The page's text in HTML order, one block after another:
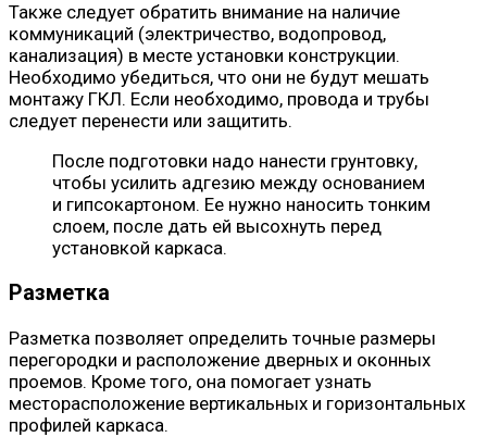
Также следует обратить внимание на наличие
коммуникаций (электричество, водопровод,
канализация) в месте установки конструкции.
Необходимо убедиться, что они не будут мешать
монтажу ГКЛ. Если необходимо, провода и трубы
следует перенести или защитить.
После подготовки надо нанести грунтовку,
чтобы усилить адгезию между основанием
и гипсокартоном. Ее нужно наносить тонким
слоем, после дать ей высохнуть перед
установкой каркаса.
Разметка
Разметка позволяет определить точные размеры
перегородки и расположение дверных и оконных
проемов. Кроме того, она помогает узнать
месторасположение вертикальных и горизонтальных
профилей каркаса.